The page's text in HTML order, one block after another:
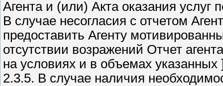
Агента и (или) Акта оказания услуг
В случае несогласия с отчетом
предоставить Агенту
отсутствии возражений Отчет
на условиях и в объемах
2.3.5. В случае наличия